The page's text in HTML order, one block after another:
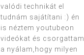
valódi technikát el
tudnám sajátítani :) én
is néztem youtubeon
videókat és csorgattam
a nyálam,hogy milyen